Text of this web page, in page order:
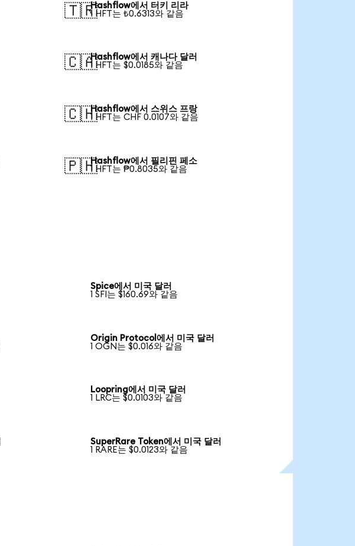
🇹🇷Hashflow에서 터키 리라
1 HFT는 ₺0.6313와 같음
🇨🇦Hashflow에서 캐나다 달러
1 HFT는 $0.0185와 같음
🇨🇭Hashflow에서 스위스 프랑
1 HFT는 CHF 0.0107와 같음
🇵🇭Hashflow에서 필리핀 페소
1 HFT는 ₱0.8035와 같음
Spice에서 미국 달러
1 SFI는 $160.69와 같음
Origin Protocol에서 미국 달러
1 OGN는 $0.016와 같음
Loopring에서 미국 달러
1 LRC는 $0.0103와 같음
SuperRare Token에서 미국 달러
1 RARE는 $0.0123와 같음